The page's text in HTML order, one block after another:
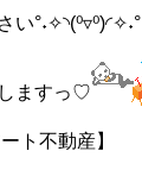
°˖✧◝(⁰▿⁰)◜✧˖°
ますっ♡
ト不動産】